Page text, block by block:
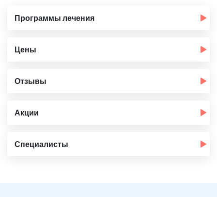
Программы лечения
Цены
Отзывы
Акции
Специалисты